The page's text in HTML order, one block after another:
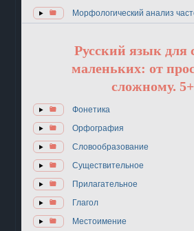
Морфологический анализ
Русский язык для
маленьких: от
сложному. 5+
Фонетика
Орфография
Словообразование
Существительное
Прилагательное
Глагол
Местоимение